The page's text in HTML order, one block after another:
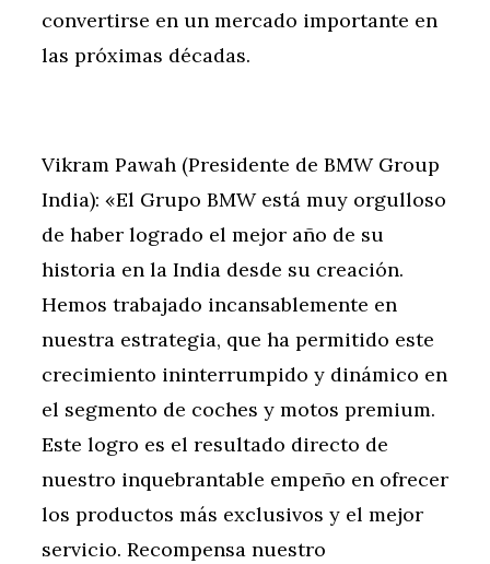
convertirse en un mercado importante en
las próximas décadas.
Vikram Pawah (Presidente de BMW Group
India): «El Grupo BMW está muy orgulloso
de haber logrado el mejor año de su
historia en la India desde su creación.
Hemos trabajado incansablemente en
nuestra estrategia, que ha permitido este
crecimiento ininterrumpido y dinámico en
el segmento de coches y motos premium.
Este logro es el resultado directo de
nuestro inquebrantable empeño en ofrecer
los productos más exclusivos y el mejor
servicio. Recompensa nuestro